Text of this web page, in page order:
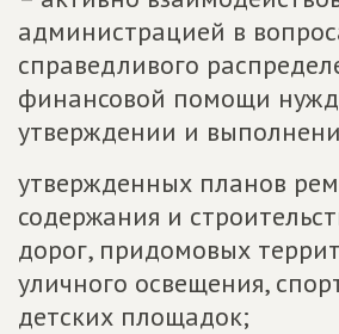
администрацией в
справедливого
финансовой помощи
утверждении и
утвержденных планов
содержания и
дорог, придомовых
уличного освещения,
детских площадок;